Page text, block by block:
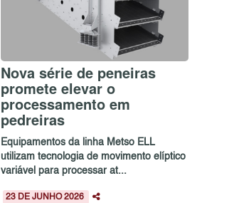
Nova série de peneiras
promete elevar o
processamento em
pedreiras
Equipamentos da linha Metso ELL
utilizam tecnologia de movimento elíptico
variável para processar at...
23 DE JUNHO 2026